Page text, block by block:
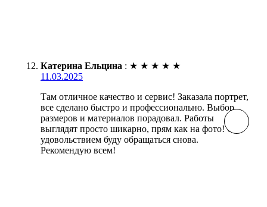
Катерина Ельцина : ★ ★ ★ ★ ★
11.03.2025
Там отличное качество и сервис! Заказала портрет,
все сделано быстро и профессионально. Выбор
размеров и материалов порадовал. Работы
выглядят просто шикарно, прям как на фото! С
удовольствием буду обращаться снова.
Рекомендую всем!